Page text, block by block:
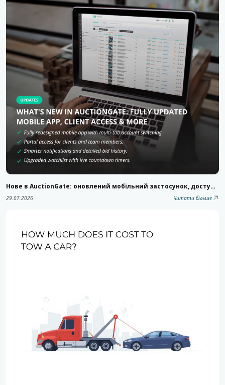
Нове в AuctionGate: оновлений мобільний застосунок, доступ кліентів до порталу, покращені звіти та багато іншого
29.07.2026 Читати більше